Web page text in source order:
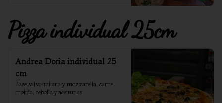
Pizza individual 25cm
Andrea Doria individual 25
cm
Base salsa italiana y mozzarella, carne
molida, cebolla y aceitunas